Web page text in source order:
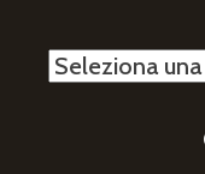
Categorie